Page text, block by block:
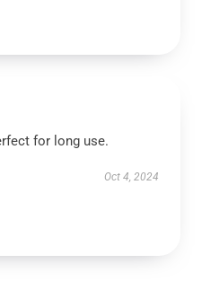
for long use.
Oct 4, 2024